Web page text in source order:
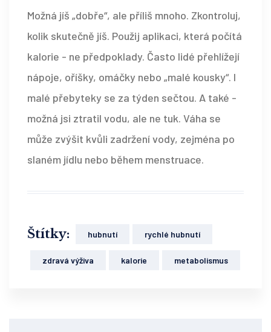
Možná jíš „dobře“, ale příliš mnoho. Zkontroluj,
kolik skutečně jíš. Použij aplikaci, která počítá
kalorie - ne předpoklady. Často lidé přehlížejí
nápoje, oříšky, omáčky nebo „malé kousky“. I
malé přebyteky se za týden sečtou. A také -
možná jsi ztratil vodu, ale ne tuk. Váha se
může zvýšit kvůli zadržení vody, zejména po
slaném jídlu nebo během menstruace.
Štítky: hubnutí rychlé hubnutí
zdravá výživa kalorie metabolismus